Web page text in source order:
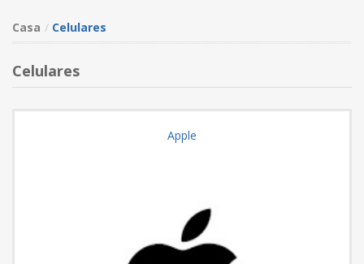
Casa Celulares
Celulares
Apple